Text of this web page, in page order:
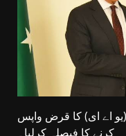
اے ای) کا قرض واپس
کرنے کا فیصلہ کرلیا۔